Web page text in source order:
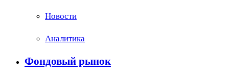
Новости
Аналитика
Фондовый рынок